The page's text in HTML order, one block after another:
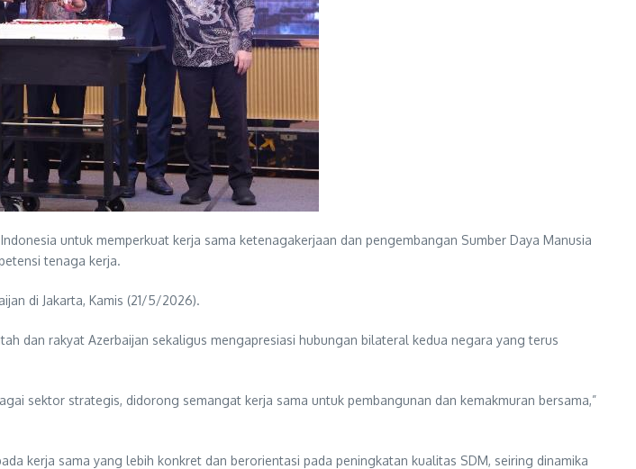
untuk memperkuat kerja sama ketenagakerjaan dan pengembangan Sumber Daya Manusia
tenaga kerja.
di Jakarta, Kamis (21/5/2026).
dan rakyat Azerbaijan sekaligus mengapresiasi hubungan bilateral kedua negara yang terus
sektor strategis, didorong semangat kerja sama untuk pembangunan dan kemakmuran bersama,”
kerja sama yang lebih konkret dan berorientasi pada peningkatan kualitas SDM, seiring dinamika